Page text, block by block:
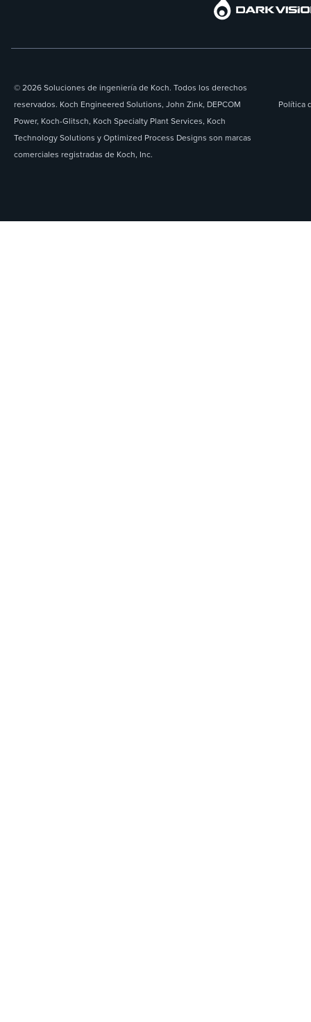
© 2026 Soluciones de ingeniería de Koch. Todos los derechos
reservados. Koch Engineered Solutions, John Zink, DEPCOM
Power, Koch-Glitsch, Koch Specialty Plant Services, Koch
Technology Solutions y Optimized Process Designs son marcas
comerciales registradas de Koch, Inc.
Política